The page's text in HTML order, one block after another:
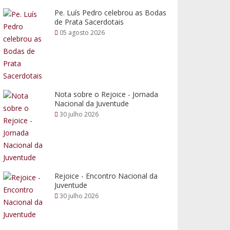
Pe. Luís Pedro celebrou as Bodas
de Prata Sacerdotais
05 agosto 2026
Nota sobre o Rejoice - Jornada
Nacional da Juventude
30 julho 2026
Rejoice - Encontro Nacional da
Juventude
30 julho 2026